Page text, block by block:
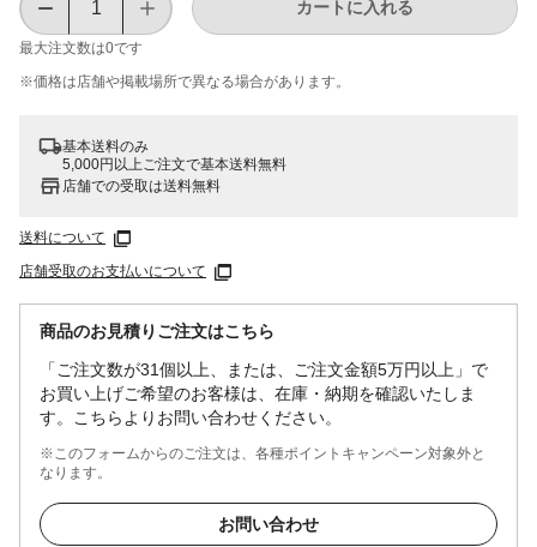
最大注文数は0です
カートに入れる
※価格は​店舗や​掲載場所で​異なる​場合が​あります。
基本送料のみ
5,000円以上ご注文で基本送料無料
店舗での受取は送料無料
送料について
店舗受取のお支払いについて
商品のお見積りご注文はこちら
「ご注文数が31個以上、または、ご注文金額5万円以上」で
お買い上げご希望のお客様は、在庫・納期を確認いたしま
す。こちらよりお問い合わせください。
※このフォームからのご注文は、各種ポイントキャンペーン対象外と
なります。
お問い合わせ